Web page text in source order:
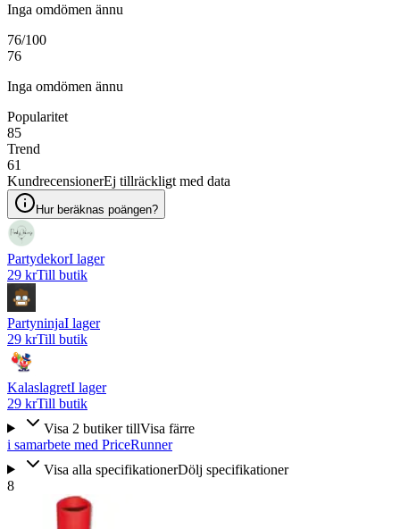
Inga omdömen ännu
76/100
76
Inga omdömen ännu
Popularitet
85
Trend
61
KundrecensionerEj tillräckligt med data
Hur beräknas poängen?
PartydekorI lager
29 krTill butik
PartyninjaI lager
29 krTill butik
KalaslagretI lager
29 krTill butik
Visa 2 butiker tillVisa färre
i samarbete med PriceRunner
Visa alla specifikationerDölj specifikationer
8